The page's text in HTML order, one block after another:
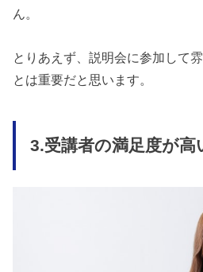
ん。
とりあえず、説明会に参加して
とは重要だと思います。
3.受講者の満足度が高